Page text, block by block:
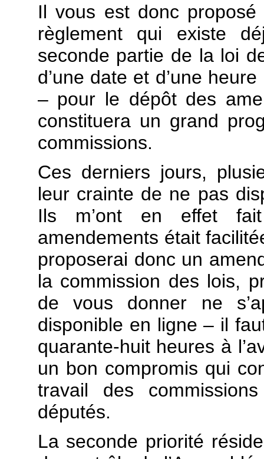
Il vous est donc
règlement qui existe
seconde partie de la loi
d’une date et d’une
– pour le dépôt des
constituera un grand
commissions.
Ces derniers jours,
leur crainte de ne pas
Ils m’ont en effet
amendements était
proposerai donc un
la commission des lois,
de vous donner ne
disponible en ligne – il
quarante-huit heures à
un bon compromis qui
travail des
députés.
La seconde priorité